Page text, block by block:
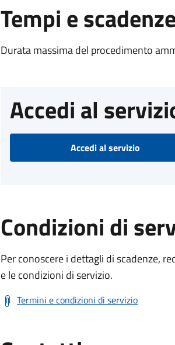
Tempi e scadenze
Durata massima del procedimento
Accedi al
Accedi al servizio
Condizioni di
Per conoscere i dettagli di scadenze,
e le condizioni di servizio.
Termini e condizioni di servizio